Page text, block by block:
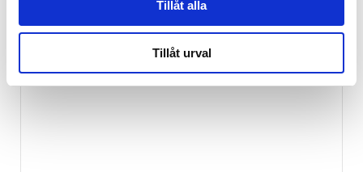
Tillåt alla
Tillåt urval